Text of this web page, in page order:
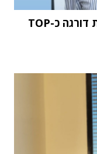
מחקר STKI השנתי: וואן טכנולוגיות דורגה כ-TOP